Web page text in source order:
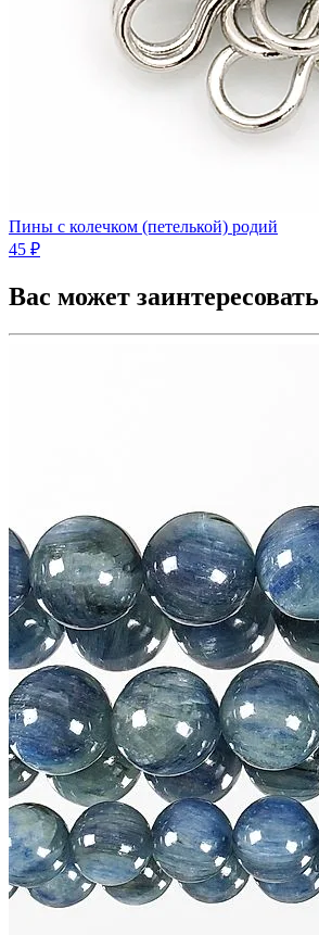
Пины с колечком (петелькой) родий
45 ₽
Вас может заинтересовать